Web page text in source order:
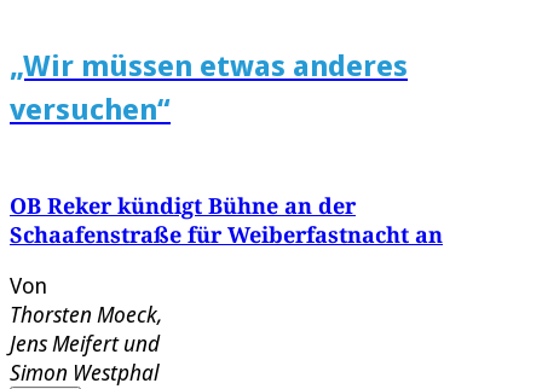
„Wir müssen etwas anderes
versuchen“
OB Reker kündigt Bühne an der
Schaafenstraße für Weiberfastnacht an
Von
Thorsten Moeck,
Jens Meifertund
Simon Westphal